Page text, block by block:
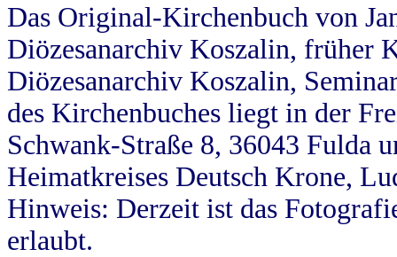
Das Original-Kirchenbuch von
Diözesanarchiv Koszalin, früher
Diözesanarchiv Koszalin,
des Kirchenbuches liegt in der
Schwank-Straße 8, 36043 Fulda
Heimatkreises Deutsch Krone,
Hinweis: Derzeit ist das
erlaubt.